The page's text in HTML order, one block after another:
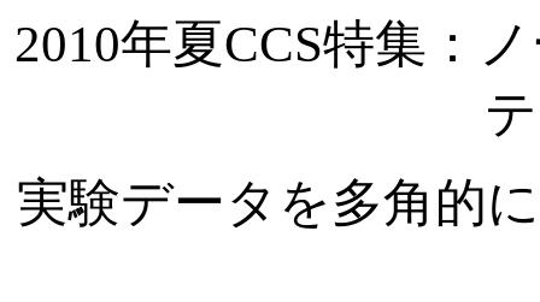
2010年夏CCS特集：
実験データを多角的